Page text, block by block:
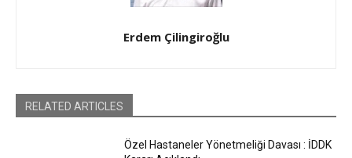
Erdem Çilingiroğlu
RELATED ARTICLES
Özel Hastaneler Yönetmeliği Davası : İDDK